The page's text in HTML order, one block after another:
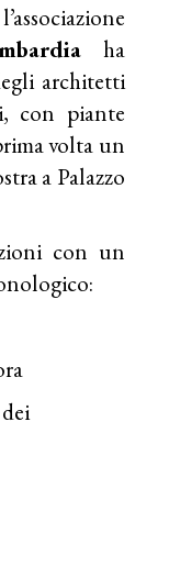
ha
architetti
con piante
volta un
a Palazzo
con un